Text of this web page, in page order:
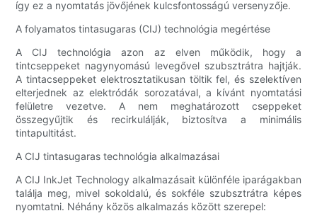
így ez a nyomtatás jövőjének kulcsfontosságú versenyzője.
A folyamatos tintasugaras (CIJ) technológia megértése
A CIJ technológia azon az elven működik, hogy a
tintcseppeket nagynyomású levegővel szubsztrátra hajtják.
A tintacseppeket elektrosztatikusan töltik fel, és szelektíven
elterjednek az elektródák sorozatával, a kívánt nyomtatási
felületre vezetve. A nem meghatározott cseppeket
összegyűjtik és recirkulálják, biztosítva a minimális
tintapultitást.
A CIJ tintasugaras technológia alkalmazásai
A CIJ InkJet Technology alkalmazásait különféle iparágakban
találja meg, mivel sokoldalú, és sokféle szubsztrátra képes
nyomtatni. Néhány közös alkalmazás között szerepel: